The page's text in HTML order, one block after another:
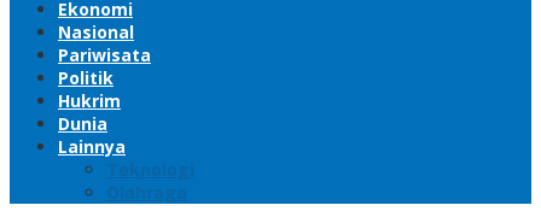
Ekonomi
Nasional
Pariwisata
Politik
Hukrim
Dunia
Lainnya
Teknologi
Olahraga